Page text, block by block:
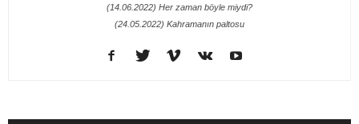
(14.06.2022) Her zaman böyle miydi?
(24.05.2022) Kahramanın paltosu